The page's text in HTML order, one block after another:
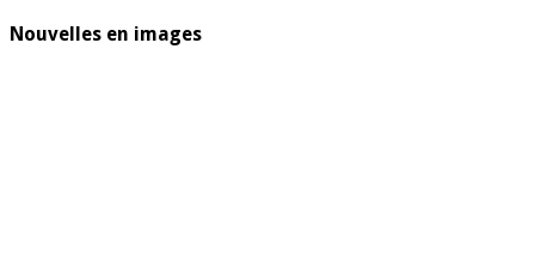
Nouvelles en images